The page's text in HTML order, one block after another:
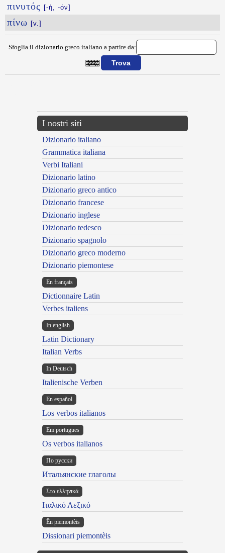
πινυτός [-ή, -όν]
πίνω [v.]
Sfoglia il dizionario greco italiano a partire da:
I nostri siti
Dizionario italiano
Grammatica italiana
Verbi Italiani
Dizionario latino
Dizionario greco antico
Dizionario francese
Dizionario inglese
Dizionario tedesco
Dizionario spagnolo
Dizionario greco moderno
Dizionario piemontese
En français
Dictionnaire Latin
Verbes italiens
In english
Latin Dictionary
Italian Verbs
In Deutsch
Italienische Verben
En español
Los verbos italianos
Em portugues
Os verbos italianos
По русски
Итальянские глаголы
Στα ελληνικά
Ιταλικό Λεξικό
Ën piemontèis
Dissionari piemontèis